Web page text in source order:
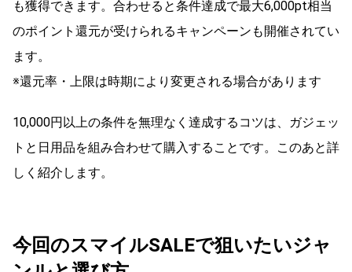
も獲得できます。合わせると条件達成で最大6,000pt相当
のポイント還元が受けられるキャンペーンも開催されてい
ます。
※還元率・上限は時期により変更される場合があります
10,000円以上の条件を無理なく達成するコツは、ガジェッ
トと日用品を組み合わせて購入することです。このあと詳
しく紹介します。
今回のスマイルSALEで狙いたいジャ